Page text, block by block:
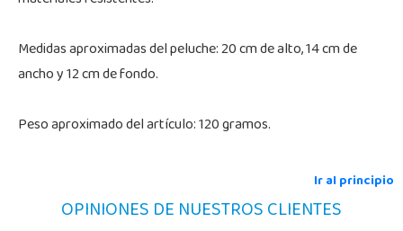
Medidas aproximadas del peluche: 20 cm de alto, 14 cm de
ancho y 12 cm de fondo.
Peso aproximado del artículo: 120 gramos.
Ir al principio
OPINIONES DE NUESTROS CLIENTES